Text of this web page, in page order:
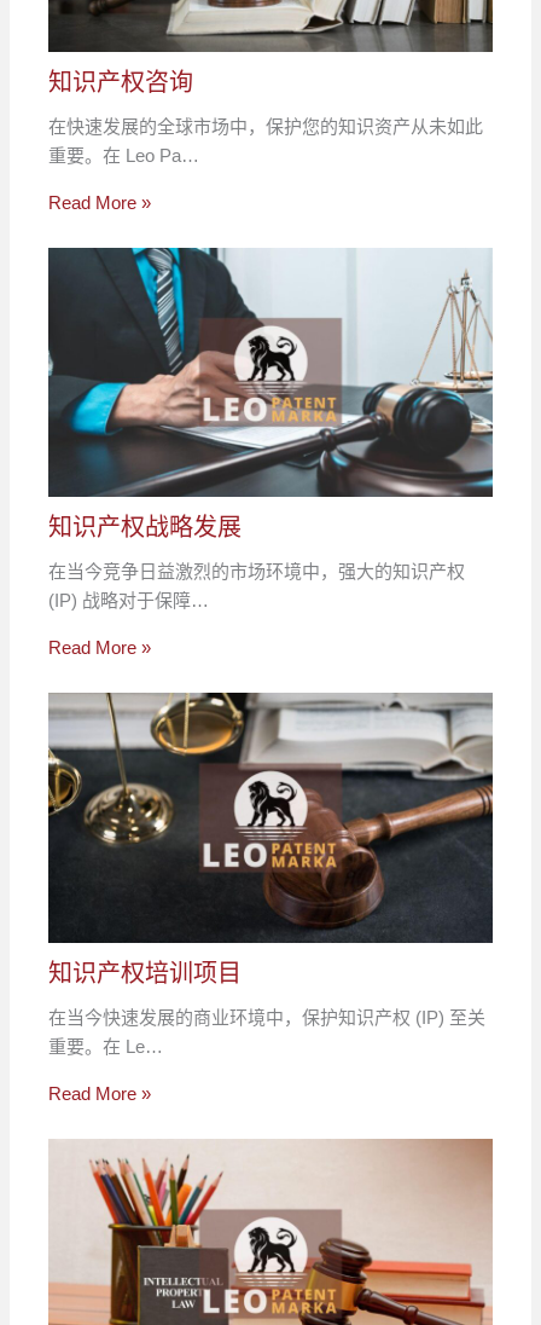
知识产权咨询
在快速发展的全球市场中，保护您的知识资产从未如此
重要。在 Leo Pa…
Read More »
知识产权战略发展
在当今竞争日益激烈的市场环境中，强大的知识产权
(IP) 战略对于保障…
Read More »
知识产权培训项目
在当今快速发展的商业环境中，保护知识产权 (IP) 至关
重要。在 Le…
Read More »